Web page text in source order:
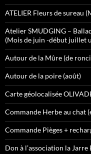
ATELIER Fleurs de sureau
Atelier SMUDGING –
(Mois de juin -début juillet
Autour de la Mûre (de
Autour de la poire (août)
Carte géolocalisée
Commande Herbe au chat
Commande Pièges +
Don à l’association la